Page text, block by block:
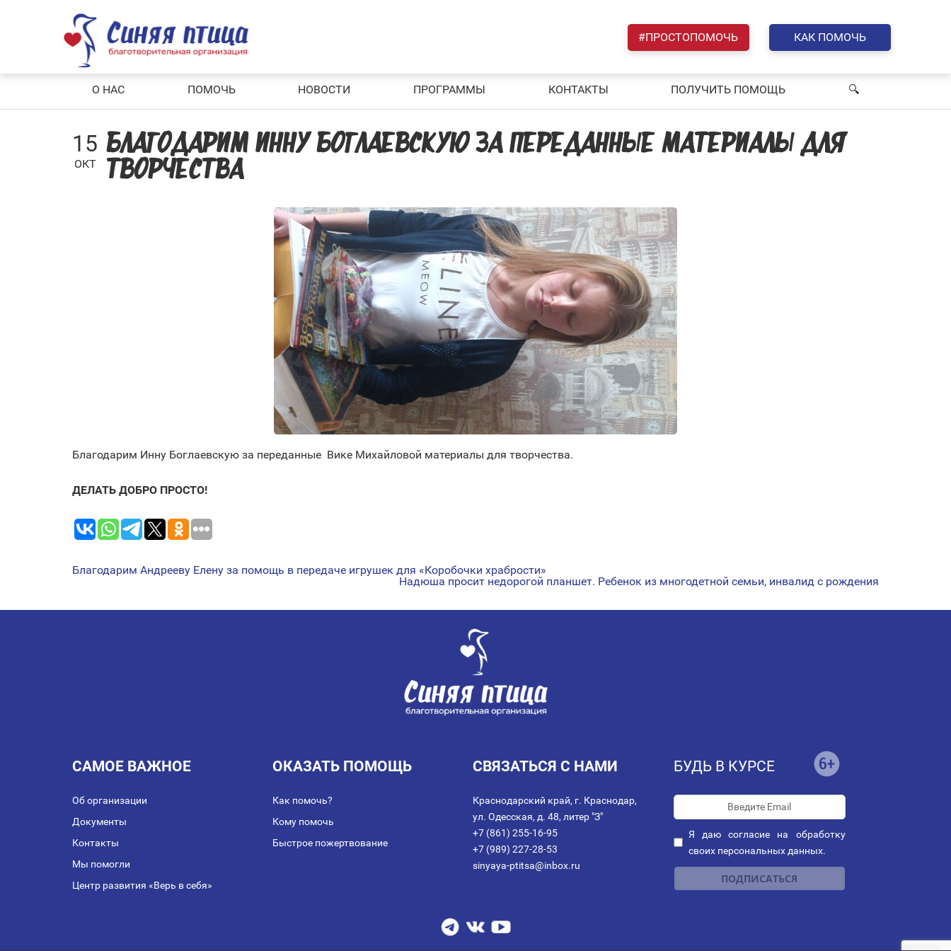
#ПРОСТОПОМОЧЬ КАК ПОМОЧЬ
О НАС ПОМОЧЬ НОВОСТИ ПРОГРАММЫ КОНТАКТЫ ПОЛУЧИТЬ ПОМОЩЬ 🔍︎
15
ОКТ
БЛАГОДАРИМ ИННУ БОГЛАЕВСКУЮ ЗА ПЕРЕДАННЫЕ МАТЕРИАЛЫ ДЛЯ
ТВОРЧЕСТВА
Благодарим Инну Боглаевскую за переданные Вике Михайловой материалы для творчества.
ДЕЛАТЬ ДОБРО ПРОСТО!
НАВИГАЦИЯ
Благодарим Андрееву Елену за помощь в передаче игрушек для «Коробочки храбрости»
Надюша просит недорогой планшет. Ребенок из многодетной семьи, инвалид с рождения
САМОЕ ВАЖНОЕ
Об организации
Документы
Контакты
Мы помогли
Центр развития «Верь в себя»
ОКАЗАТЬ ПОМОЩЬ
Как помочь?
Кому помочь
Быстрое пожертвование
СВЯЗАТЬСЯ С НАМИ
Краснодарский край, г. Краснодар,
ул. Одесская, д. 48, литер "З"
+7 (861) 255-16-95
+7 (989) 227-28-53
sinyaya-ptitsa@inbox.ru
БУДЬ В КУРСЕ
Я даюсогласие на обработку
своих персональных данных.